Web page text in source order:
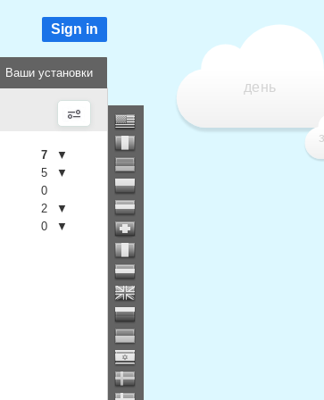
день
Sign in
Ваши установки
7
▼
5
▼
0
2
▼
0 ▼